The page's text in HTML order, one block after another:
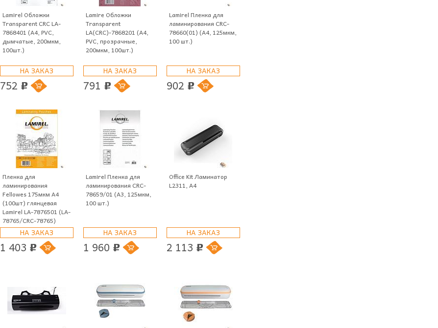
Lamirel Обложки
Transparent CRC LA-
7868401 (A4, PVC,
дымчатые, 200мкм,
100шт.)
НА ЗАКАЗ
752 p
Lamire Обложки
Transparent
LA(CRC)-7868201 (A4,
PVC, прозрачные,
200мкм, 100шт.)
НА ЗАКАЗ
791 p
Lamirel Пленка для
ламинирования CRC-
78660(01) (А4, 125мкм,
100 шт.)
НА ЗАКАЗ
902 p
Пленка для
ламинирования
Fellowes 175мкм A4
(100шт) глянцевая
Lamirel LA-7876501 (LA-
78765/CRC-78765)
НА ЗАКАЗ
1 403 p
Lamirel Пленка для
ламинирования CRC-
78659/01 (А3, 125мкм,
100 шт.)
НА ЗАКАЗ
1 960 p
Office Kit Ламинатор
L2311, A4
НА ЗАКАЗ
2 113 p